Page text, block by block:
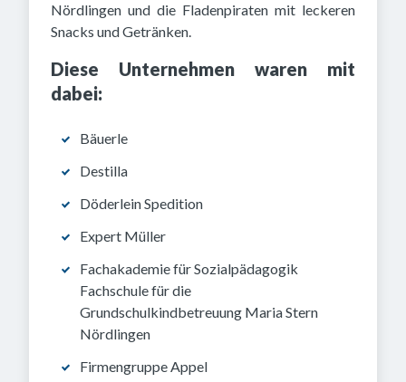
Nördlingen und die Fladenpiraten mit leckeren
Snacks und Getränken.
Diese Unternehmen waren mit
dabei:
Bäuerle
Destilla
Döderlein Spedition
Expert Müller
Fachakademie für Sozialpädagogik
Fachschule für die
Grundschulkindbetreuung Maria Stern
Nördlingen
Firmengruppe Appel